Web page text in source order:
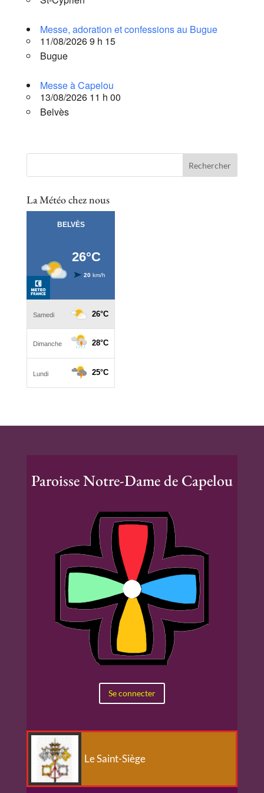
Messe, adoration et confessions au Bugue
11/08/2026 9 h 15
Bugue
Messe à Capelou
13/08/2026 11 h 00
Belvès
La Météo chez nous
Paroisse Notre-Dame de Capelou
Se connecter
Le Saint-Siège